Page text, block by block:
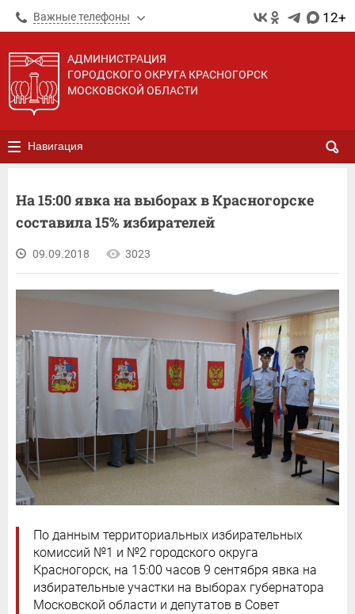
Важные телефоны 12+
АДМИНИСТРАЦИЯ
ГОРОДСКОГО ОКРУГА КРАСНОГОРСК
МОСКОВСКОЙ ОБЛАСТИ
Навигация
На 15:00 явка на выборах в Красногорске
составила 15% избирателей
09.09.2018 3023
По данным территориальных избирательных
комиссий №1 и №2 городского округа
Красногорск, на 15:00 часов 9 сентября явка на
избирательные участки на выборах губернатора
Московской области и депутатов в Совет